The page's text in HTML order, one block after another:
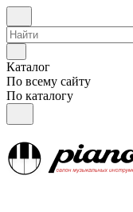
Каталог
По всему сайту
По каталогу